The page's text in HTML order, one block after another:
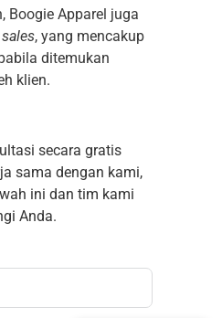
Boogie Apparel juga
, yang mencakup
ditemukan
klien.
secara gratis
sama dengan kami,
ini dan tim kami
Anda.